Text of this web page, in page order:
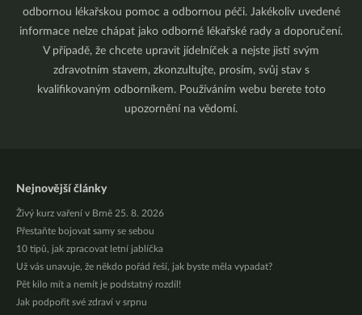
odbornou lékařskou pomoc a odbornou péči. Jakékoliv uvedené
informace nelze chápat jako odborné lékařské rady a doporučení.
V případě, že chcete upravit jídelníček a nejste jistí svým
zdravotním stavem, zkonzultujte, prosím, svůj stav s
kvalifikovaným odborníkem. Používáním webu berete toto
upozornění na vědomí.
Nejnovější články
Živý kurz vaření v Brně 25. 8. 2026
Přestaňte bojovat samy se sebou
10 tipů, jak zpracovat letní jablíčka
Už vás unavuje, že někdo pořád řeší, jak byste měla vypadat?
Pět kilo mít a nemít je podstatný rozdíl!
Jak podpořit své zdraví v srpnu